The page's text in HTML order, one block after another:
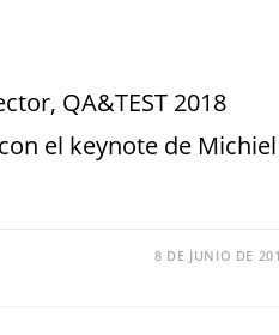
QA&TEST 2018
el keynote de Michiel
8 DE JUNIO DE